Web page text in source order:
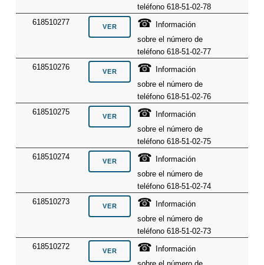
teléfono 618-51-02-78
618510277
☎
Información
sobre el número de
teléfono 618-51-02-77
618510276
☎
Información
sobre el número de
teléfono 618-51-02-76
618510275
☎
Información
sobre el número de
teléfono 618-51-02-75
618510274
☎
Información
sobre el número de
teléfono 618-51-02-74
618510273
☎
Información
sobre el número de
teléfono 618-51-02-73
618510272
☎
Información